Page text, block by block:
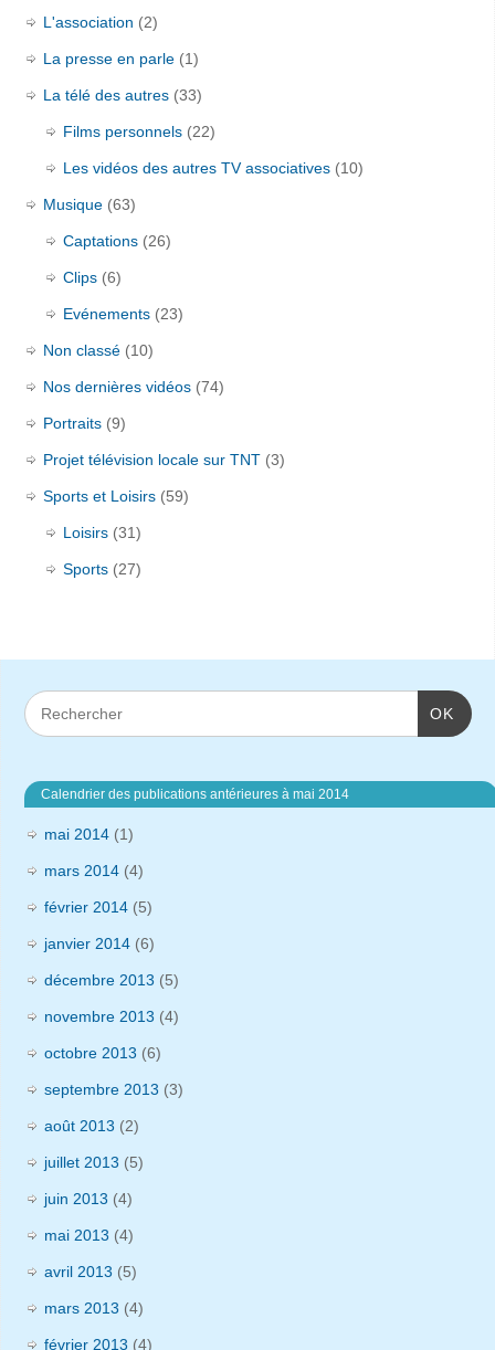
L'association (2)
La presse en parle (1)
La télé des autres (33)
Films personnels (22)
Les vidéos des autres TV associatives (10)
Musique (63)
Captations (26)
Clips (6)
Evénements (23)
Non classé (10)
Nos dernières vidéos (74)
Portraits (9)
Projet télévision locale sur TNT (3)
Sports et Loisirs (59)
Loisirs (31)
Sports (27)
OK
Calendrier des publications antérieures à mai 2014
mai 2014 (1)
mars 2014 (4)
février 2014 (5)
janvier 2014 (6)
décembre 2013 (5)
novembre 2013 (4)
octobre 2013 (6)
septembre 2013 (3)
août 2013 (2)
juillet 2013 (5)
juin 2013 (4)
mai 2013 (4)
avril 2013 (5)
mars 2013 (4)
février 2013 (4)